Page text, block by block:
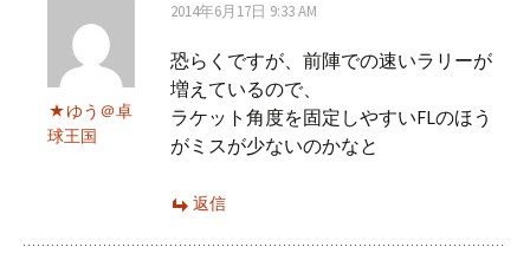
ゆう＠卓
球王国
2014年6月17日 9:33 AM
恐らくですが、前陣での速いラリーが
増えているので、
ラケット角度を固定しやすいFLのほう
がミスが少ないのかなと
返信